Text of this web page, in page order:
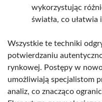
wykorzystując
światła, co ułatwia
Wszystkie te techniki
potwierdzaniu
rynkowej. Postępy w
umożliwiają specjalistom
analiz, co znacząco